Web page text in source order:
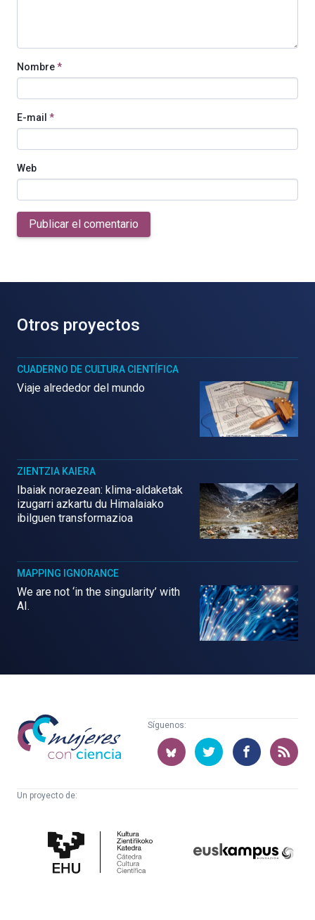
Nombre*
E-mail *
Web
Publicar el comentario
Otros proyectos
CUADERNO DE CULTURA CIENTÍFICA
Viaje alrededor del mundo
ZIENTZIA KAIERA
Ibaiak noraezean: klima-aldaketak
izugarri azkartu du Himalaiako
ibilguen transformazioa
MAPPING IGNORANCE
We are not ‘in the singularity’ with
AI.
Mujeres
con
ciencia
Síguenos:
Un proyecto de:
Cultura
Científica